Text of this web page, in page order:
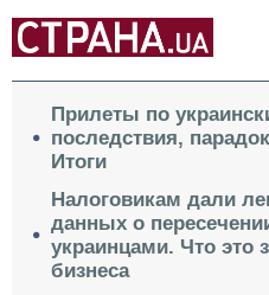
Прилеты по
последствия,
Итоги
Налоговикам дали
данных о
украинцами. Что это
бизнеса